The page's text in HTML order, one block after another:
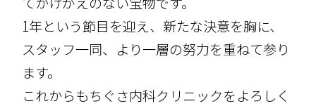
1年という節目を迎え、新たな決意を胸に、
スタッフ一同、より一層の努力を重ねて参り
ます。
これからもちぐさ内科クリニックをよろしく